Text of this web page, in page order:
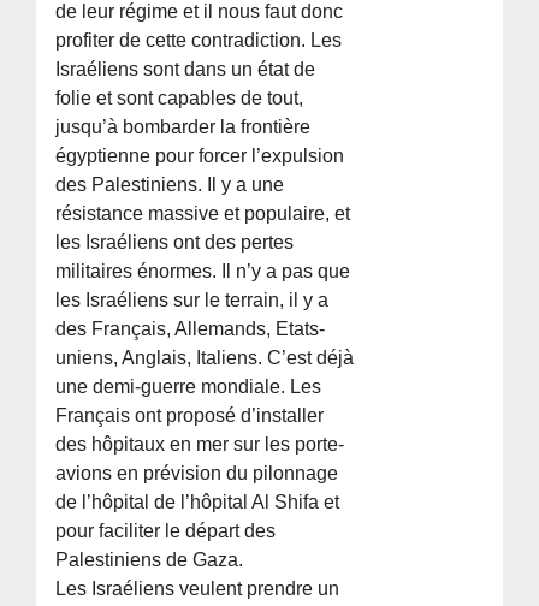
de leur régime et il nous faut donc
profiter de cette contradiction. Les
Israéliens sont dans un état de
folie et sont capables de tout,
jusqu’à bombarder la frontière
égyptienne pour forcer l’expulsion
des Palestiniens. Il y a une
résistance massive et populaire, et
les Israéliens ont des pertes
militaires énormes. Il n’y a pas que
les Israéliens sur le terrain, il y a
des Français, Allemands, Etats-
uniens, Anglais, Italiens. C’est déjà
une demi-guerre mondiale. Les
Français ont proposé d’installer
des hôpitaux en mer sur les porte-
avions en prévision du pilonnage
de l’hôpital de l’hôpital Al Shifa et
pour faciliter le départ des
Palestiniens de Gaza.
Les Israéliens veulent prendre un